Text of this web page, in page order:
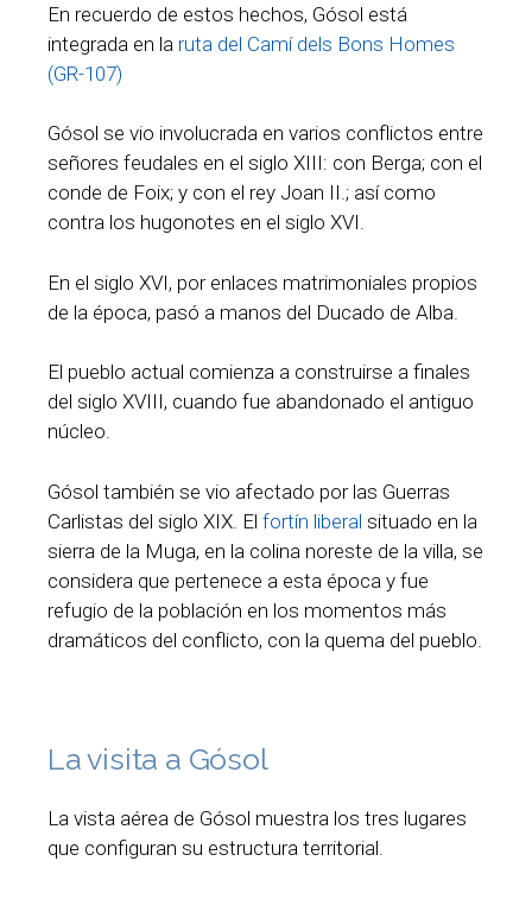
En recuerdo de estos hechos, Gósol está
integrada en la ruta del Camí dels Bons Homes
(GR-107)
Gósol se vio involucrada en varios conflictos entre
señores feudales en el siglo XIII: con Berga; con el
conde de Foix; y con el rey Joan II.; así como
contra los hugonotes en el siglo XVI.
En el siglo XVI, por enlaces matrimoniales propios
de la época, pasó a manos del Ducado de Alba.
El pueblo actual comienza a construirse a finales
del siglo XVIII, cuando fue abandonado el antiguo
núcleo.
Gósol también se vio afectado por las Guerras
Carlistas del siglo XIX. El fortín liberal situado en la
sierra de la Muga, en la colina noreste de la villa, se
considera que pertenece a esta época y fue
refugio de la población en los momentos más
dramáticos del conflicto, con la quema del pueblo.
La visita a Gósol
La vista aérea de Gósol muestra los tres lugares
que configuran su estructura territorial.